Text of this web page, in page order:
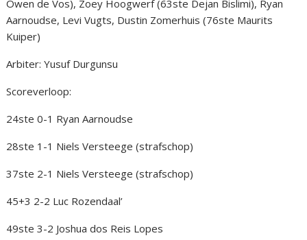
Owen de Vos), Zoey Hoogwerf (63ste Dejan Bislimi), Ryan
Aarnoudse, Levi Vugts, Dustin Zomerhuis (76ste Maurits
Kuiper)
Arbiter: Yusuf Durgunsu
Scoreverloop:
24ste 0-1 Ryan Aarnoudse
28ste 1-1 Niels Versteege (strafschop)
37ste 2-1 Niels Versteege (strafschop)
45+3 2-2 Luc Rozendaal’
49ste 3-2 Joshua dos Reis Lopes